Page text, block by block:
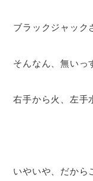
ブラックジャック
そんなん、無いっ
右手から火、左手
いやいや、だから